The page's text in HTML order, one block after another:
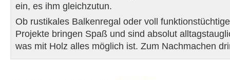
ein, es ihm gleichzutun.
Ob rustikales Balkenregal oder voll
Projekte bringen Spaß und sind absolut
was mit Holz alles möglich ist. Zum Nachmachen